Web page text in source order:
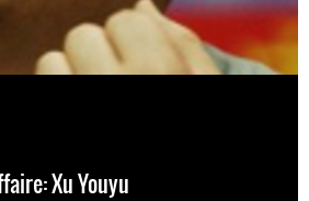
Xu Youyu